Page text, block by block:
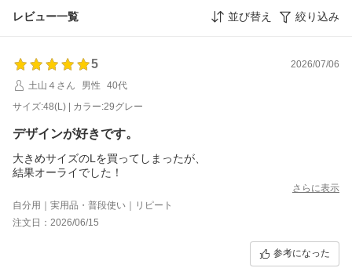
レビュー一覧 並び替え 絞り込み
5
2026/07/06
土山４さん
男性
40代
サイズ:48(L) | カラー:29グレー
デザインが好きです。
大きめサイズのLを買ってしまったが、
結果オーライでした！
さらに表示
自分用｜実用品・普段使い｜リピート
注文日：2026/06/15
参考になった